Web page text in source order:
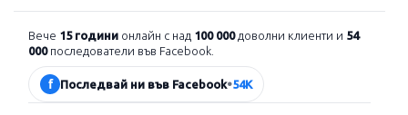
Вече 15 години онлайн с над 100 000доволни клиенти и 54
000последователи във Facebook.
f Последвай ни във Facebook•54K